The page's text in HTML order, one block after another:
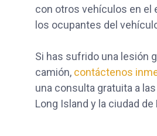
con otros vehículos en el
los ocupantes del
Si has sufrido una lesión
camión, contáctenos
una consulta gratuita a
Long Island y la ciudad de